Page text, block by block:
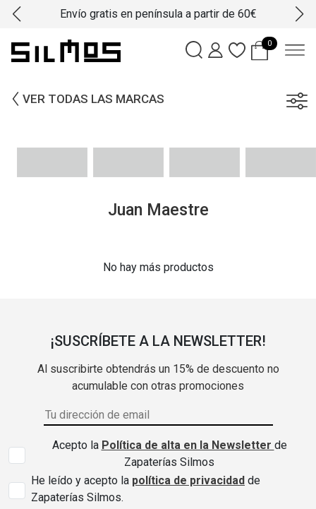
Envío gratis en península a partir de 60€
0
VER TODAS LAS MARCAS
Juan Maestre
No hay más productos
¡SUSCRÍBETE A LA NEWSLETTER!
Al suscribirte obtendrás un 15% de descuento no
acumulable con otras promociones
Acepto la Política de alta en la Newsletter de
Zapaterías Silmos
He leído y acepto la política de privacidad de
Zapaterías Silmos.